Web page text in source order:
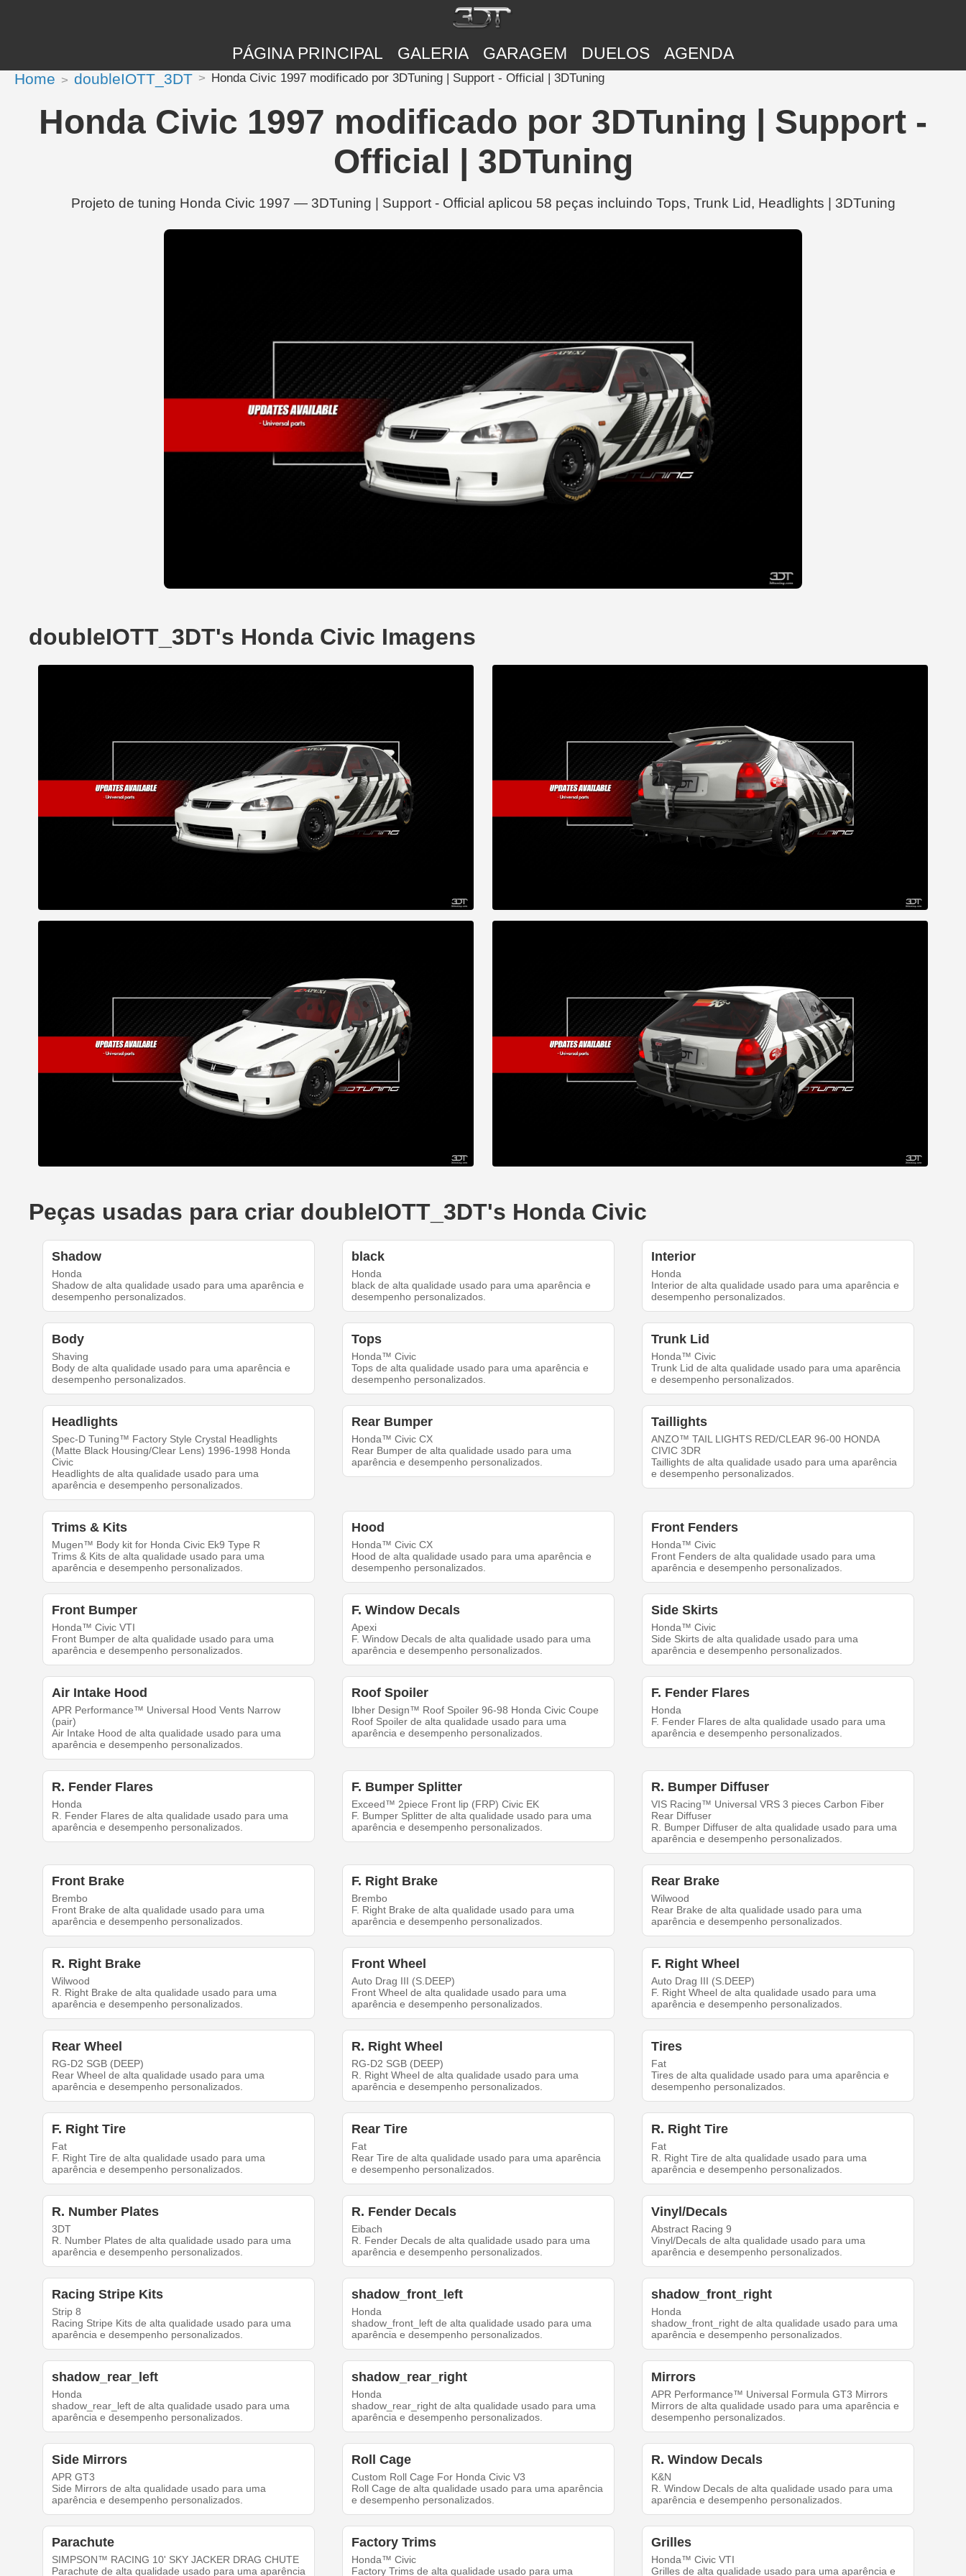
PÁGINA PRINCIPAL GALERIA GARAGEM DUELOS AGENDA
Home doubleIOTT_3DT Honda Civic 1997 modificado por 3DTuning | Support - Official | 3DTuning
Honda Civic 1997 modificado por 3DTuning | Support -
Official | 3DTuning
Projeto de tuning Honda Civic 1997 — 3DTuning | Support - Official aplicou 58 peças incluindo Tops, Trunk Lid, Headlights | 3DTuning
doubleIOTT_3DT's Honda Civic Imagens
Peças usadas para criar doubleIOTT_3DT's Honda Civic
Shadow
Honda
Shadow de alta qualidade usado para uma aparência e
desempenho personalizados.
black
Honda
black de alta qualidade usado para uma aparência e
desempenho personalizados.
Interior
Honda
Interior de alta qualidade usado para uma aparência e
desempenho personalizados.
Body
Shaving
Body de alta qualidade usado para uma aparência e
desempenho personalizados.
Tops
Honda™ Civic
Tops de alta qualidade usado para uma aparência e
desempenho personalizados.
Trunk Lid
Honda™ Civic
Trunk Lid de alta qualidade usado para uma aparência
e desempenho personalizados.
Headlights
Spec-D Tuning™ Factory Style Crystal Headlights
(Matte Black Housing/Clear Lens) 1996-1998 Honda
Civic
Headlights de alta qualidade usado para uma
aparência e desempenho personalizados.
Rear Bumper
Honda™ Civic CX
Rear Bumper de alta qualidade usado para uma
aparência e desempenho personalizados.
Taillights
ANZO™ TAIL LIGHTS RED/CLEAR 96-00 HONDA
CIVIC 3DR
Taillights de alta qualidade usado para uma aparência
e desempenho personalizados.
Trims & Kits
Mugen™ Body kit for Honda Civic Ek9 Type R
Trims & Kits de alta qualidade usado para uma
aparência e desempenho personalizados.
Hood
Honda™ Civic CX
Hood de alta qualidade usado para uma aparência e
desempenho personalizados.
Front Fenders
Honda™ Civic
Front Fenders de alta qualidade usado para uma
aparência e desempenho personalizados.
Front Bumper
Honda™ Civic VTI
Front Bumper de alta qualidade usado para uma
aparência e desempenho personalizados.
F. Window Decals
Apexi
F. Window Decals de alta qualidade usado para uma
aparência e desempenho personalizados.
Side Skirts
Honda™ Civic
Side Skirts de alta qualidade usado para uma
aparência e desempenho personalizados.
Air Intake Hood
APR Performance™ Universal Hood Vents Narrow
(pair)
Air Intake Hood de alta qualidade usado para uma
aparência e desempenho personalizados.
Roof Spoiler
Ibher Design™ Roof Spoiler 96-98 Honda Civic Coupe
Roof Spoiler de alta qualidade usado para uma
aparência e desempenho personalizados.
F. Fender Flares
Honda
F. Fender Flares de alta qualidade usado para uma
aparência e desempenho personalizados.
R. Fender Flares
Honda
R. Fender Flares de alta qualidade usado para uma
aparência e desempenho personalizados.
F. Bumper Splitter
Exceed™ 2piece Front lip (FRP) Civic EK
F. Bumper Splitter de alta qualidade usado para uma
aparência e desempenho personalizados.
R. Bumper Diffuser
VIS Racing™ Universal VRS 3 pieces Carbon Fiber
Rear Diffuser
R. Bumper Diffuser de alta qualidade usado para uma
aparência e desempenho personalizados.
Front Brake
Brembo
Front Brake de alta qualidade usado para uma
aparência e desempenho personalizados.
F. Right Brake
Brembo
F. Right Brake de alta qualidade usado para uma
aparência e desempenho personalizados.
Rear Brake
Wilwood
Rear Brake de alta qualidade usado para uma
aparência e desempenho personalizados.
R. Right Brake
Wilwood
R. Right Brake de alta qualidade usado para uma
aparência e desempenho personalizados.
Front Wheel
Auto Drag III (S.DEEP)
Front Wheel de alta qualidade usado para uma
aparência e desempenho personalizados.
F. Right Wheel
Auto Drag III (S.DEEP)
F. Right Wheel de alta qualidade usado para uma
aparência e desempenho personalizados.
Rear Wheel
RG-D2 SGB (DEEP)
Rear Wheel de alta qualidade usado para uma
aparência e desempenho personalizados.
R. Right Wheel
RG-D2 SGB (DEEP)
R. Right Wheel de alta qualidade usado para uma
aparência e desempenho personalizados.
Tires
Fat
Tires de alta qualidade usado para uma aparência e
desempenho personalizados.
F. Right Tire
Fat
F. Right Tire de alta qualidade usado para uma
aparência e desempenho personalizados.
Rear Tire
Fat
Rear Tire de alta qualidade usado para uma aparência
e desempenho personalizados.
R. Right Tire
Fat
R. Right Tire de alta qualidade usado para uma
aparência e desempenho personalizados.
R. Number Plates
3DT
R. Number Plates de alta qualidade usado para uma
aparência e desempenho personalizados.
R. Fender Decals
Eibach
R. Fender Decals de alta qualidade usado para uma
aparência e desempenho personalizados.
Vinyl/Decals
Abstract Racing 9
Vinyl/Decals de alta qualidade usado para uma
aparência e desempenho personalizados.
Racing Stripe Kits
Strip 8
Racing Stripe Kits de alta qualidade usado para uma
aparência e desempenho personalizados.
shadow_front_left
Honda
shadow_front_left de alta qualidade usado para uma
aparência e desempenho personalizados.
shadow_front_right
Honda
shadow_front_right de alta qualidade usado para uma
aparência e desempenho personalizados.
shadow_rear_left
Honda
shadow_rear_left de alta qualidade usado para uma
aparência e desempenho personalizados.
shadow_rear_right
Honda
shadow_rear_right de alta qualidade usado para uma
aparência e desempenho personalizados.
Mirrors
APR Performance™ Universal Formula GT3 Mirrors
Mirrors de alta qualidade usado para uma aparência e
desempenho personalizados.
Side Mirrors
APR GT3
Side Mirrors de alta qualidade usado para uma
aparência e desempenho personalizados.
Roll Cage
Custom Roll Cage For Honda Civic V3
Roll Cage de alta qualidade usado para uma aparência
e desempenho personalizados.
R. Window Decals
K&N
R. Window Decals de alta qualidade usado para uma
aparência e desempenho personalizados.
Parachute
SIMPSON™ RACING 10' SKY JACKER DRAG CHUTE
Parachute de alta qualidade usado para uma aparência
Factory Trims
Honda™ Civic
Factory Trims de alta qualidade usado para uma
Grilles
Honda™ Civic VTI
Grilles de alta qualidade usado para uma aparência e